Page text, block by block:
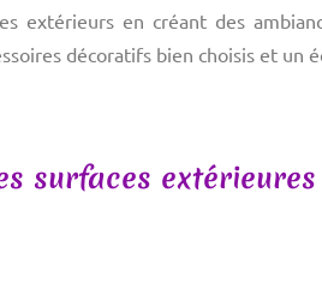
extérieurs en créant des
décoratifs bien choisis et
surfaces